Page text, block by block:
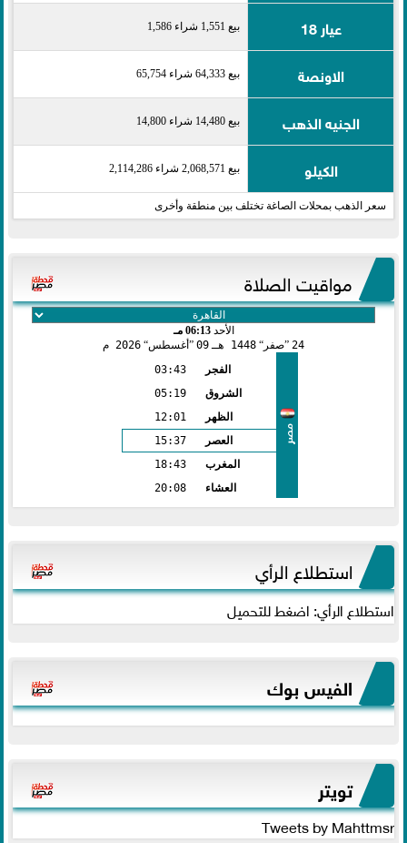
عيار 18 بيع 1,551 شراء 1,586
الاونصة بيع 64,333 شراء 65,754
الجنيه الذهب بيع 14,480 شراء 14,800
الكيلو بيع 2,068,571 شراء 2,114,286
سعر الذهب بمحلات الصاغة تختلف بين منطقة وأخرى
مواقيت الصلاة
الأحد06:13 مـ
24 صفر 1448 هـ 09 أغسطس 2026 م
مصر
الفجر
03:43
الشروق
05:19
الظهر
12:01
العصر
15:37
المغرب
18:43
العشاء
20:08
استطلاع الرأي
استطلاع الرأي: اضغط للتحميل
الفيس بوك
تويتر
Tweets by Mahttmsr